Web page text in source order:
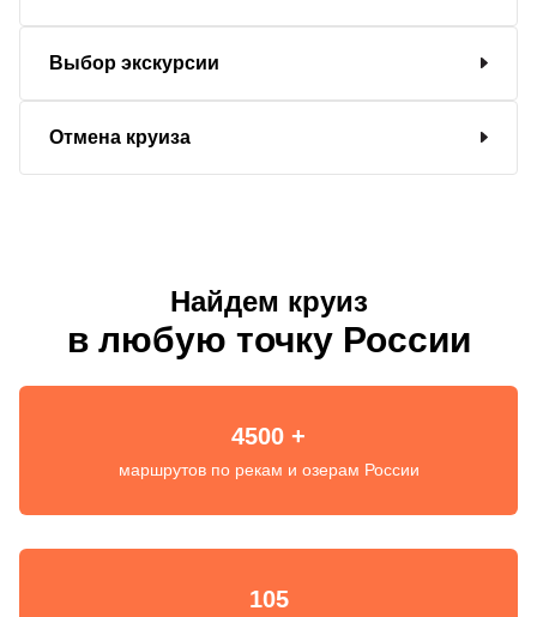
Выбор экскурсии
Отмена круиза
Найдем круиз
в любую точку России
4500 +
маршрутов по рекам и озерам России
105